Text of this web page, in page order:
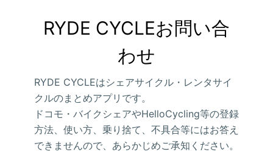
RYDE CYCLEお問い合
わせ
RYDE CYCLEはシェアサイクル・レンタサイ
クルのまとめアプリです。
ドコモ・バイクシェアやHelloCycling等の登録
方法、使い方、乗り捨て、不具合等にはお答え
できませんので、あらかじめご承知ください。